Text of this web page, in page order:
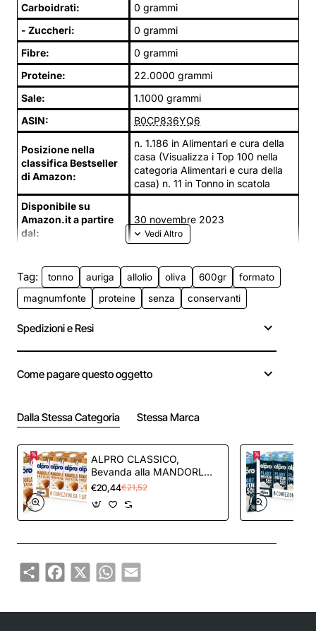
Carboidrati:
0 grammi
- Zuccheri:
0 grammi
Fibre:
0 grammi
Proteine:
22.0000 grammi
Sale:
1.1000 grammi
ASIN:
B0CP836YQ6
Posizione nella
classifica Bestseller
di Amazon:
n. 1.186 in Alimentari e cura della
casa (Visualizza i Top 100 nella
categoria Alimentari e cura della
casa) n. 11 in Tonno in scatola
Disponibile su
Amazon.it a partire
dal:
30 novembre 2023
Tag: tonno auriga allolio oliva 600gr
formato
magnumfonte
proteine senza conservanti
Spedizioni e Resi
Come pagare questo oggetto
Dalla Stessa Categoria Stessa Marca
ALPRO CLASSICO,
Bevanda alla MANDORLA,
100% vegetale con
vitamine B2, B12 e D2, E (8
confezioni x 1 Litro)
€20,44€21,52
ShareFacebook
X WhatsApp
Email